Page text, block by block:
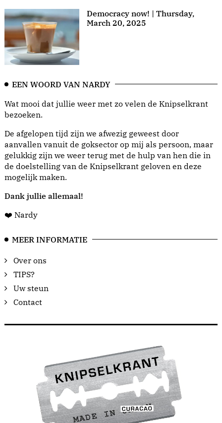
Democracy now! | Thursday,
March 20, 2025
EEN WOORD VAN NARDY
Wat mooi dat jullie weer met zo velen de Knipselkrant
bezoeken.
De afgelopen tijd zijn we afwezig geweest door
aanvallen vanuit de goksector op mij als persoon, maar
gelukkig zijn we weer terug met de hulp van hen die in
de doelstelling van de Knipselkrant geloven en deze
mogelijk maken.
Dank jullie allemaal!
❤️ Nardy
MEER INFORMATIE
Over ons
TIPS?
Uw steun
Contact